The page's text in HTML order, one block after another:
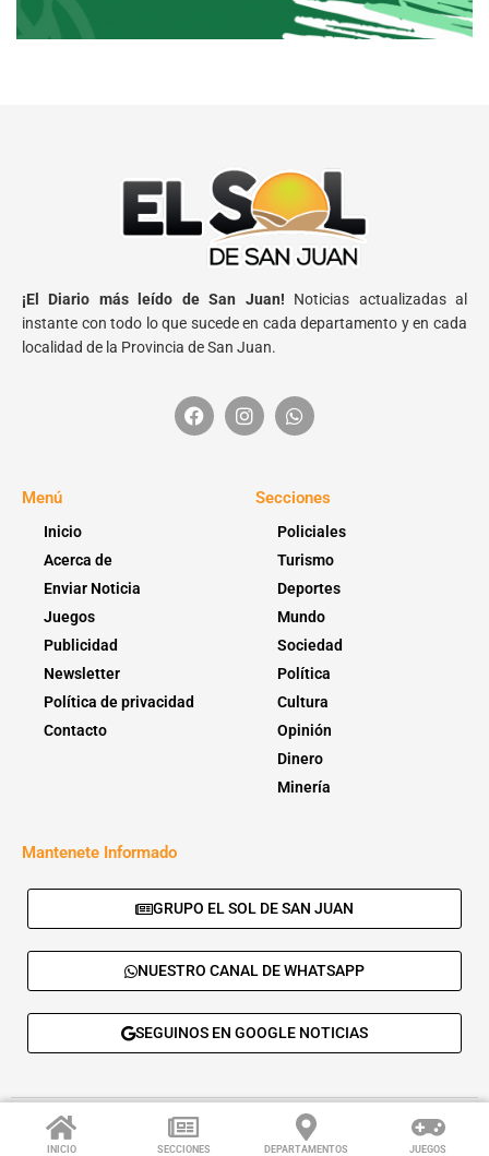
INICIO SECCIONES DEPARTAMENTOS JUEGOS
¡El Diario más leído de San Juan! Noticias actualizadas al
instante con todo lo que sucede en cada departamento y en cada
localidad de la Provincia de San Juan.
Menú
Inicio
Acerca de
Enviar Noticia
Juegos
Publicidad
Newsletter
Política de privacidad
Contacto
Secciones
Policiales
Turismo
Deportes
Mundo
Sociedad
Política
Cultura
Opinión
Dinero
Minería
Mantenete Informado
GRUPO EL SOL DE SAN JUAN
NUESTRO CANAL DE WHATSAPP
SEGUINOS EN GOOGLE NOTICIAS
© 2026 - El Sol de San Juan. Todos los derechos reservados. |
Desarrolla:
Daskalos Solutions